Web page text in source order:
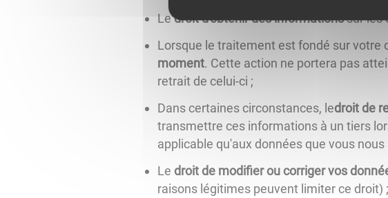
Ledroit d'obtenir des informationssur les
Lorsque le traitement est fondé sur votre
moment. Cette action ne portera pas
retrait de celui-ci ;
Dans certaines circonstances, ledroit de
transmettre ces informations à un tiers
applicable qu'aux données que vous
Le droit de modifier ou corriger vos
raisons légitimes peuvent limiter ce droit) ;